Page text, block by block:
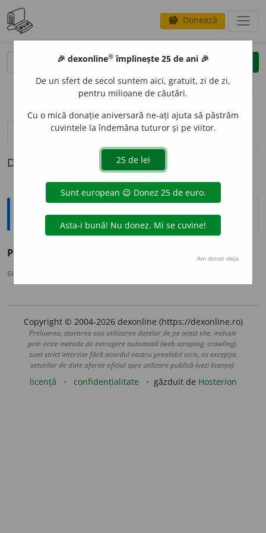
savings Donează
clear
opțiuni
definiții (1) pronunțievolume_up (50)
Definiția cu ID-ul 199752:
Sinonime
PER
sursa:
Copyright © 2004-2026 dexonline (https://dexonline.ro)
Preluarea, stocarea sau utilizarea datelor de pe acest site, inclusiv
prin orice metode de extragere automată (web scraping, crawling),
sunt strict interzise fără acordul nostru prealabil scris, cu excepția
seturilor de date oferite oficial spre utilizare publică (vezi licența).
licență confidențialitate găzduit de Hosterion
🎉 dexonline® împlinește 25 de ani 🎉
De un sfert de secol suntem aici, gratuit, zi de zi,
pentru milioane de căutări.
Cu o mică donație aniversară ne-ați ajuta să păstrăm
cuvintele la îndemâna tuturor și pe viitor.
Am donat deja.